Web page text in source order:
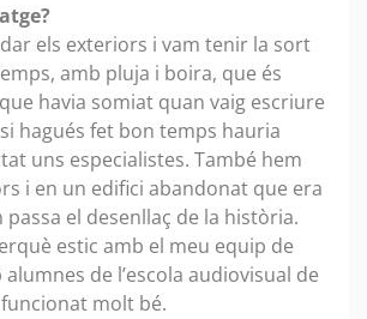
els exteriors i vam tenir la sort
amb pluja i boira, que és
havia somiat quan vaig escriure
hagués fet bon temps hauria
uns especialistes. També hem
i en un edifici abandonat que era
el desenllaç de la història.
estic amb el meu equip de
de l’escola audiovisual de
molt bé.